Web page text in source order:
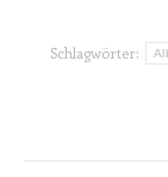
Schlagwörter: